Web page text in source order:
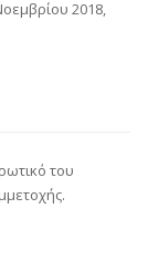
2018,
του